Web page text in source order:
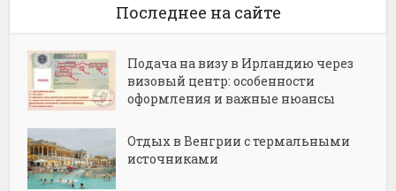
Последнее на сайте
Подача на визу в Ирландию через
визовый центр: особенности
оформления и важные нюансы
Отдых в Венгрии с термальными
источниками